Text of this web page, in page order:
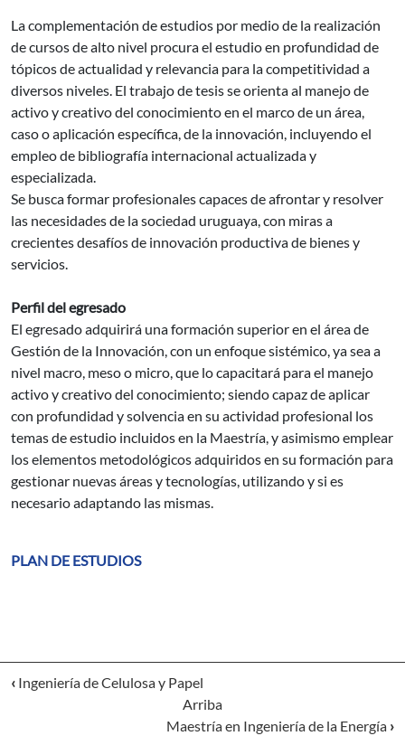
La complementación de estudios por medio de la realización
de cursos de alto nivel procura el estudio en profundidad de
tópicos de actualidad y relevancia para la competitividad a
diversos niveles. El trabajo de tesis se orienta al manejo de
activo y creativo del conocimiento en el marco de un área,
caso o aplicación específica, de la innovación, incluyendo el
empleo de bibliografía internacional actualizada y
especializada.
Se busca formar profesionales capaces de afrontar y resolver
las necesidades de la sociedad uruguaya, con miras a
crecientes desafíos de innovación productiva de bienes y
servicios.
Perfil del egresado
El egresado adquirirá una formación superior en el área de
Gestión de la Innovación, con un enfoque sistémico, ya sea a
nivel macro, meso o micro, que lo capacitará para el manejo
activo y creativo del conocimiento; siendo capaz de aplicar
con profundidad y solvencia en su actividad profesional los
temas de estudio incluidos en la Maestría, y asimismo emplear
los elementos metodológicos adquiridos en su formación para
gestionar nuevas áreas y tecnologías, utilizando y si es
necesario adaptando las mismas.
PLAN DE ESTUDIOS
‹ Ingeniería de Celulosa y Papel
Arriba
Maestría en Ingeniería de la Energía ›